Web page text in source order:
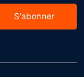
S'abonner